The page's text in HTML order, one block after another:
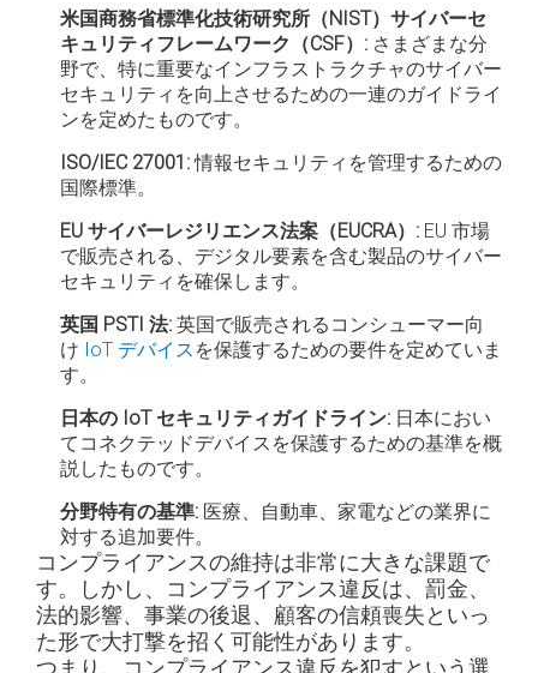
米国商務省標準化技術研究所（NIST）サイバーセ
キュリティフレームワーク（CSF）: さまざまな分
野で、特に重要なインフラストラクチャのサイバー
セキュリティを向上させるための一連のガイドライ
ンを定めたものです。
ISO/IEC 27001:情報セキュリティを管理するための
国際標準。
EU サイバーレジリエンス法案（EUCRA）: EU 市場
で販売される、デジタル要素を含む製品のサイバー
セキュリティを確保します。
英国 PSTI 法: 英国で販売されるコンシューマー向
け IoT デバイス を保護するための要件を定めていま
す。
日本の IoT セキュリティガイドライン: 日本におい
てコネクテッドデバイスを保護するための基準を概
説したものです。
分野特有の基準: 医療、自動車、家電などの業界に
対する追加要件。
コンプライアンスの維持は非常に大きな課題で
す。しかし、コンプライアンス違反は、罰金、
法的影響、事業の後退、顧客の信頼喪失といっ
た形で大打撃を招く可能性があります。